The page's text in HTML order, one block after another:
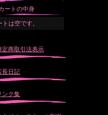
ートの中身
トは空です。
定商取引法表示
長日記
ンク集